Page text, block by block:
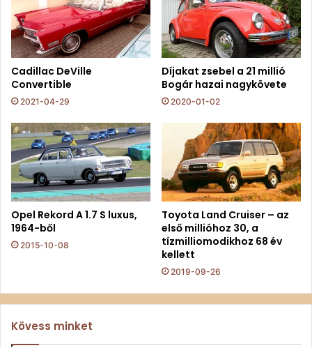
Cadillac DeVille
Convertible
2021-04-29
Díjakat zsebel a 21 millió
Bogár hazai nagykövete
2020-01-02
Opel Rekord A 1.7 S luxus,
1964-ből
2015-10-08
Toyota Land Cruiser – az
első millióhoz 30, a
tízmilliomodikhoz 68 év
kellett
2019-09-26
Kövess minket